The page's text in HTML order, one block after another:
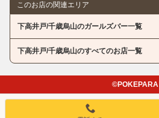
このお店の関連エリア
下高井戸/千歳烏山のガールズバー一覧
下高井戸/千歳烏山のすべてのお店一覧
©POKEPARA